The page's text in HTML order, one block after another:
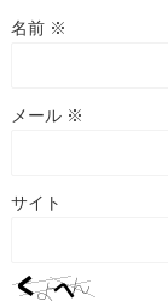
名前 ※
メール ※
サイト